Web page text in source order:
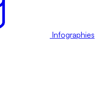
Infographies